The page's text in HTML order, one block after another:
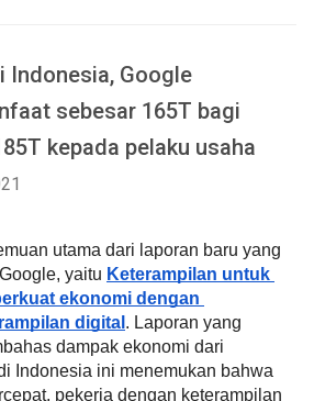
Indonesia, Google
sebesar 165T bagi
kepada pelaku usaha
utama dari laporan baru yang
yaitu Keterampilan untuk
ekonomi dengan
digital . Laporan yang
dampak ekonomi dari
Indonesia ini menemukan bahwa
pekerja dengan keterampilan